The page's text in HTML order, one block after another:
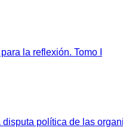
la reflexión. Tomo I
política de las